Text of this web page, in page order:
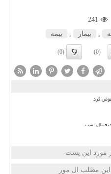
241
بیمار بیمه
(0)
(0)
کرد
است
مورد این پست
مطلب ال مور